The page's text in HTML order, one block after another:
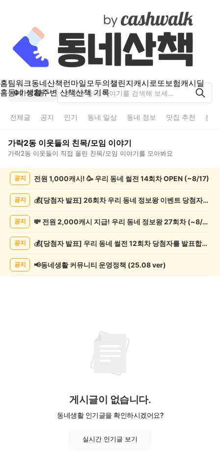
홈팀워크동네산책런마일모두의챌린지캐시로또보험캐시딜
홈동네 생활주변 산책산책 기록
가락2동
전체글 공지 인기 동네 일상 동네 정보 맛집 추천 분
가락2동 이웃들의 친목/모임 이야기
가락2동 이웃들이 직접 올린 친목/모임 이야기를 모아봐요
목/
목
공지 전원 1,000캐시! 🥳 우리 동네 썰전 14회차 OPEN (~8/17)
공지 💰[당첨자 발표] 26회차 우리 동네 정보왕 이벤트 당첨자를 발표합니다!
공지 💸 전원 2,000캐시 지급! 우리 동네 정보왕 27회차 (~8/10)
공지 💰[당첨자 발표] 우리 동네 썰전 12회차 당첨자를 발표합니다!
공지 📢동네생활 커뮤니티 운영정책 (25.08 ver)
게시글이 없습니다.
동네생활 인기글을 확인하시겠어요?
실시간 인기글 보기